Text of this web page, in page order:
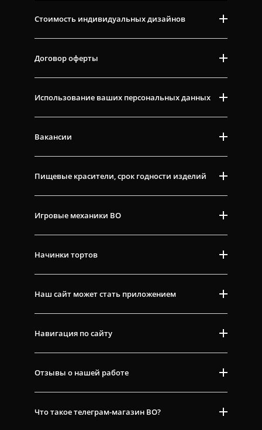
Стоимость индивидуальных дизайнов
Договор оферты
Использование ваших персональных данных
Вакансии
Пищевые красители, срок годности изделий
Игровые механики ВО
Начинки тортов
Наш сайт может стать приложением
Навигация по сайту
Отзывы о нашей работе
Что такое телеграм-магазин ВО?